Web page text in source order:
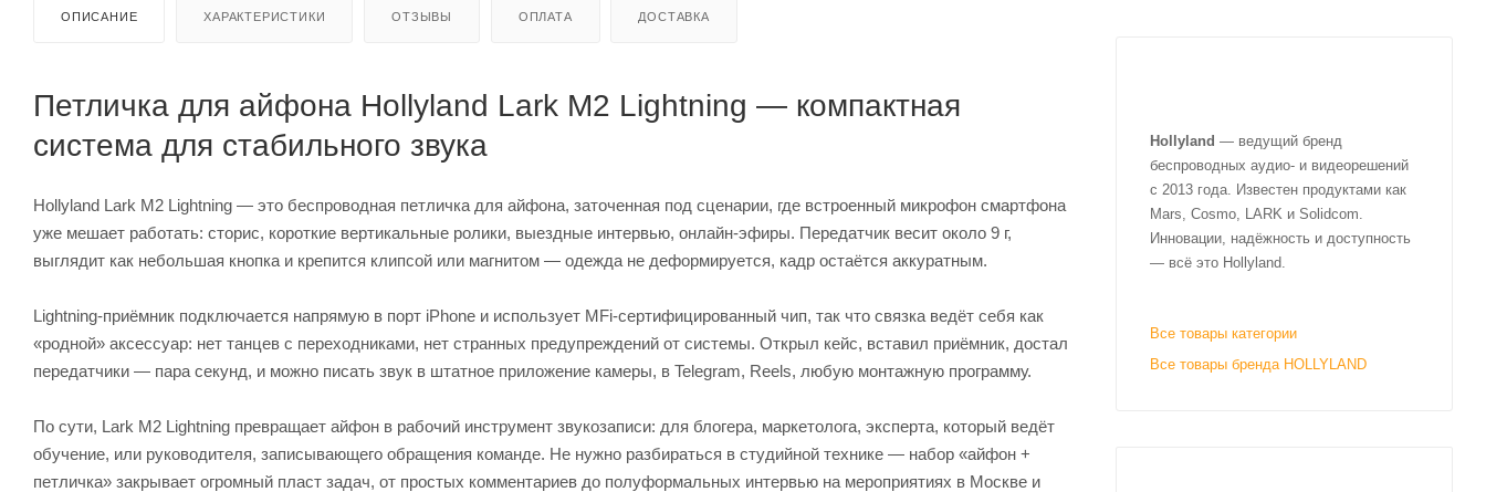
ОПИСАНИЕ ХАРАКТЕРИСТИКИ ОТЗЫВЫ ОПЛАТА ДОСТАВКА
Петличка для айфона Hollyland Lark M2 Lightning — компактная
система для стабильного звука
Hollyland Lark M2 Lightning — это беспроводная петличка для айфона, заточенная под сценарии, где встроенный микрофон смартфона
уже мешает работать: сторис, короткие вертикальные ролики, выездные интервью, онлайн-эфиры. Передатчик весит около 9 г,
выглядит как небольшая кнопка и крепится клипсой или магнитом — одежда не деформируется, кадр остаётся аккуратным.
Lightning-приёмник подключается напрямую в порт iPhone и использует MFi-сертифицированный чип, так что связка ведёт себя как
«родной» аксессуар: нет танцев с переходниками, нет странных предупреждений от системы. Открыл кейс, вставил приёмник, достал
передатчики — пара секунд, и можно писать звук в штатное приложение камеры, в Telegram, Reels, любую монтажную программу.
По сути, Lark M2 Lightning превращает айфон в рабочий инструмент звукозаписи: для блогера, маркетолога, эксперта, который ведёт
обучение, или руководителя, записывающего обращения команде. Не нужно разбираться в студийной технике — набор «айфон +
петличка» закрывает огромный пласт задач, от простых комментариев до полуформальных интервью на мероприятиях в Москве и
Hollyland — ведущий бренд
беспроводных аудио- и видеорешений
с 2013 года. Известен продуктами как
Mars, Cosmo, LARK и Solidcom.
Инновации, надёжность и доступность
— всё это Hollyland.
Все товары категории
Все товары бренда HOLLYLAND